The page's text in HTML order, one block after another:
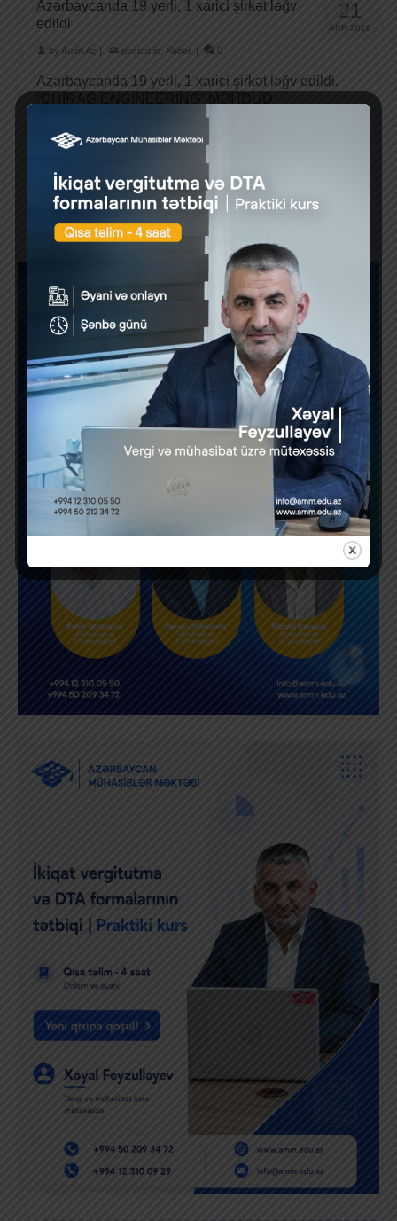
21
APR 2019
Azərbaycanda 19 yerli, 1 xarici şirkət ləğv
edildi
by Audit.Az | posted in: Xəbər | 0
Azərbaycanda 19 yerli, 1 xarici şirkət ləğv edildi.
MƏSULİYYƏTLİ CƏMİYYƏTİ VÖEN: 1403758201
Ləğv olunduğunu elan edir. Kreditorlar …
1 2